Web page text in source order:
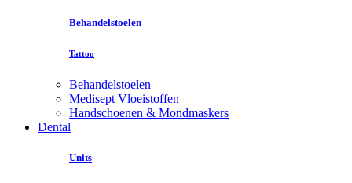
Behandelstoelen
Tattoo
Behandelstoelen
Medisept Vloeistoffen
Handschoenen & Mondmaskers
Dental
Units